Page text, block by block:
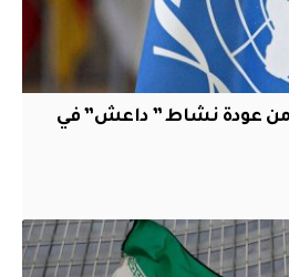
من عودة نشاط ” داعش” في